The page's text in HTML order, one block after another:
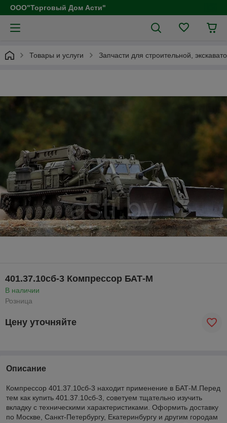
ООО"Торговый Дом Асти"
Товары и услуги Запчасти для строительной,
401.37.10сб-3 Компрессор БАТ-М
В наличии
Розница
Цену уточняйте
Описание
Компрессор 401.37.10сб-3 находит применение в БАТ-М.Перед
тем как купить 401.37.10сб-3, советуем тщательно изучить
вкладку с техническими характеристиками. Оформить доставку
по Москве, Санкт-Петербургу, Екатеринбургу и другим городам